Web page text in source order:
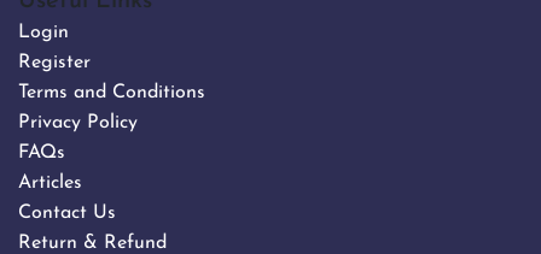
Login
Register
Terms and Conditions
Privacy Policy
FAQs
Articles
Contact Us
Return & Refund